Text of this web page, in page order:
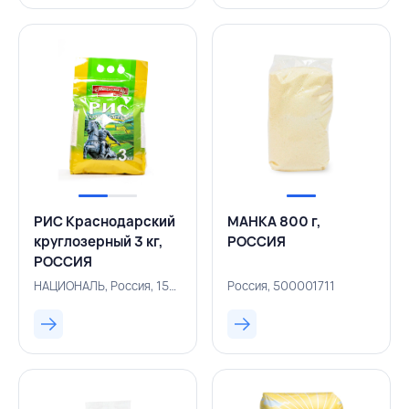
РИС Краснодарский
круглозерный 3 кг,
РОССИЯ
НАЦИОНАЛЬ, Россия, 156200593
МАНКА 800 г,
РОССИЯ
Россия, 500001711